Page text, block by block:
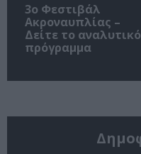
3ο Φεστιβάλ
Ακροναυπλίας –
Δείτε το αναλυτικό
πρόγραμμα